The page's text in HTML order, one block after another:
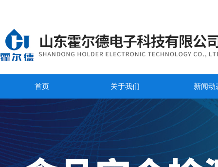
首页 关于我们 新闻动